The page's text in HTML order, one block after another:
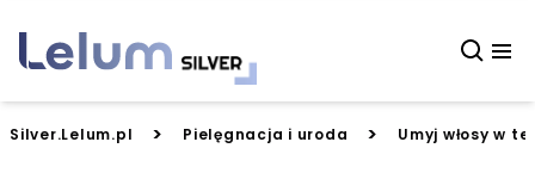
Silver.Lelum.pl > Pielęgnacja i uroda > Umyj włosy w